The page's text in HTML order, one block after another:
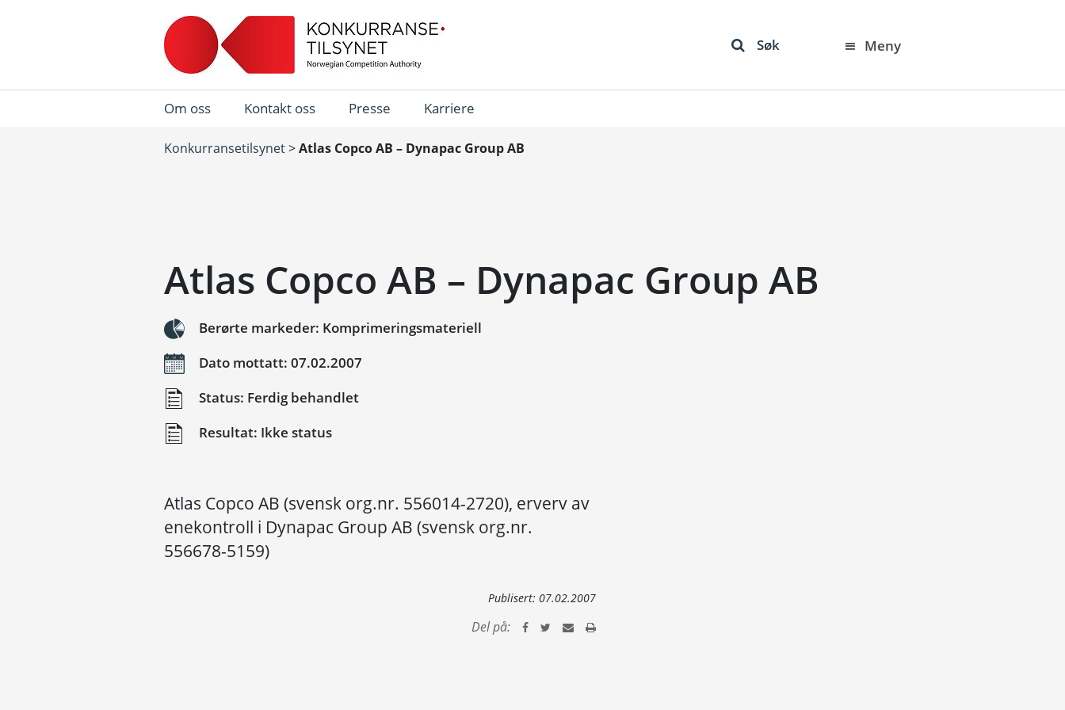
Søk Meny
Om oss Kontakt oss Presse Karriere
Konkurransetilsynet>Atlas Copco AB – Dynapac Group AB
Atlas Copco AB – Dynapac Group AB
Berørte markeder: Komprimeringsmateriell
Dato mottatt: 07.02.2007
Status: Ferdig behandlet
Resultat: Ikke status
Atlas Copco AB (svensk org.nr. 556014-2720), erverv av
enekontroll i Dynapac Group AB (svensk org.nr.
556678-5159)
Publisert: 07.02.2007
Del på: